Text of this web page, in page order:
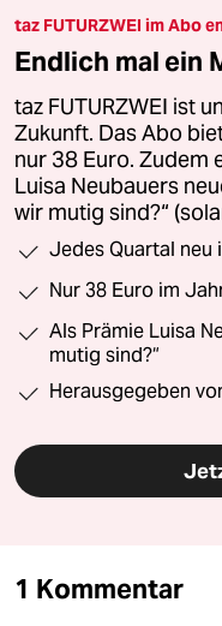
taz FUTURZWEI im Abo
Endlich mal ein
taz FUTURZWEI ist
Zukunft. Das Abo
nur 38 Euro. Zudem
Luisa Neubauers
wir mutig sind?“
Jedes Quartal neu
Nur 38 Euro im
Als Prämie Luisa
mutig sind?“
Herausgegeben
1 Kommentar